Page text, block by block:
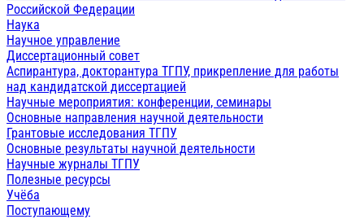
Российской Федерации
Наука
Научное управление
Диссертационный совет
Аспирантура, докторантура ТГПУ, прикрепление для работы
над кандидатской диссертацией
Научные мероприятия: конференции, семинары
Основные направления научной деятельности
Грантовые исследования ТГПУ
Основные результаты научной деятельности
Научные журналы ТГПУ
Полезные ресурсы
Учёба
Поступающему